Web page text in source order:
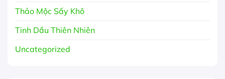
Thảo Mộc Sấy Khô
Tinh Dầu Thiên Nhiên
Uncategorized